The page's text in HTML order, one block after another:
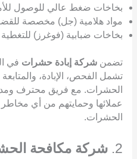
بخاخات ضغط عالي للوصول
مواد هلامية (جل) مخصصة
بخاخات ضبابية (فوغرز)
تضمن شركة إبادة حشرات في
تشمل الفحص، الإبادة،
الحشرات. مع فريق محترف
عملائها وحمايتهم من أي
الحشرات.
2. شركة مكافحة